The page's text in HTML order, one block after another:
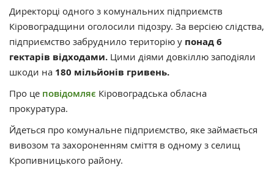
Директорці одного з комунальних підприємств
Кіровоградщини оголосили підозру. За версією слідства,
підприємство забруднило територію у понад 6
гектарів відходами. Цими діями довкіллю заподіяли
шкоди на 180 мільйонів гривень.
Про це повідомляє Кіровоградська обласна
прокуратура.
Йдеться про комунальне підприємство, яке займається
вивозом та захороненням сміття в одному з селищ
Кропивницького району.